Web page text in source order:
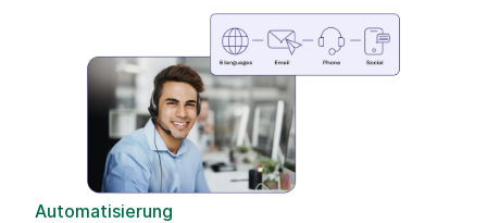
Automatisierung